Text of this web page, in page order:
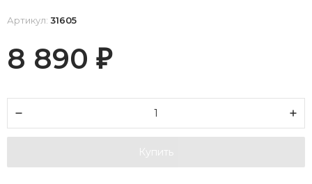
Артикул: 31605
8 890 ₽
Купить